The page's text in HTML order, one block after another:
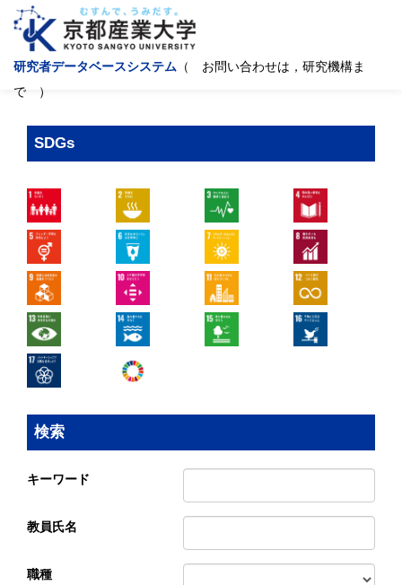
研究者データベースシステム （ お問い合わせは，研究機構ま
で ）
SDGs
検索
キーワード
教員氏名
職種